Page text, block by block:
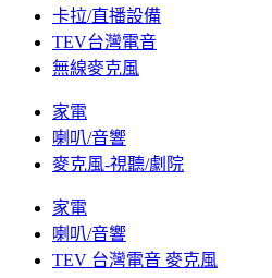
卡拉/直播設備
TEV台灣電音
無線麥克風
家電
喇叭/音響
麥克風-視聽/劇院
家電
喇叭/音響
TEV 台灣電音 麥克風